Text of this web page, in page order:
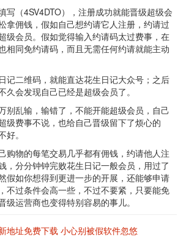
写（4SV4DTO），注册成功就能晋级超级会
拿佣钱，假如自己想约请它人注册，约请过
级会员。假如觉得输入约请码太过费事，在
相同免约请码，而且无需任何约请就能主动
记二维码，就能直达花生日记大众号；之后
久会发现自己已经是超级会员了。
别乱输，输错了，不能开能超级会员，自己
级费事不说，也给自己晋级留下了烦心的
。
购物的每笔交易几乎都有佣钱，约请他人注
，分分钟钟完败花生日记一般会员，用过了
假如你想得到更进一步的开展，还能够申请
不过条件会高一些，不过不要紧，只要能免
级运营商也变得特别容易的事儿。
地址免费下载 小心别被假软件忽悠